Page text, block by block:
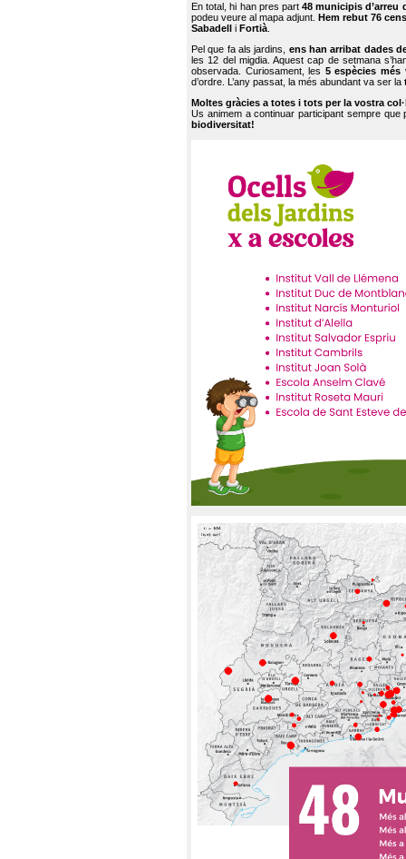
En total, hi han pres part48 municipis d’arreu
podeu veure al mapa adjunt. Hem rebut 76
Sabadell
i Fortià.
Pel que fa als jardins, ens han arribat dades
les 12 del migdia. Aquest cap de setmana
observada. Curiosament, les 5 espècies més
d’ordre. L’any passat, la més abundant va ser la
Moltes gràcies a totes i tots per la vostra
Us animem a continuar participant sempre que
biodiversitat!